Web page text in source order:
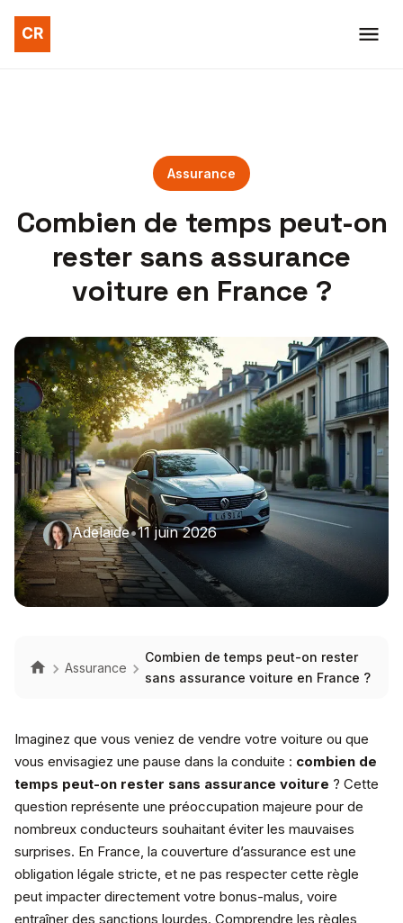
Assurance
Combien de temps peut-on
rester sans assurance
voiture en France ?
Adelaide•11 juin 2026
Assurance
Combien de temps peut-on rester
sans assurance voiture en France ?
Imaginez que vous veniez de vendre votre voiture ou que
vous envisagiez une pause dans la conduite : combien de
temps peut-on rester sans assurance voiture ? Cette
question représente une préoccupation majeure pour de
nombreux conducteurs souhaitant éviter les mauvaises
surprises. En France, la couverture d’assurance est une
obligation légale stricte, et ne pas respecter cette règle
peut impacter directement votre bonus-malus, voire
entraîner des sanctions lourdes. Comprendre les règles